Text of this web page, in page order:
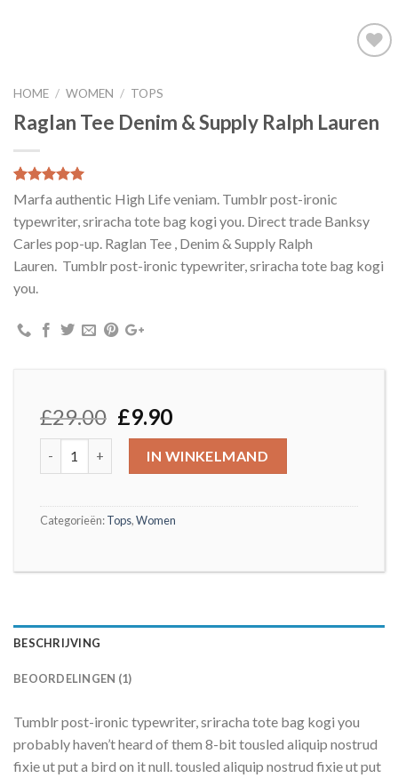
HOME / WOMEN / TOPS
Raglan Tee Denim & Supply Ralph Lauren
Waardering
5.00 op 5
gebaseerd
op
1
klantbeoordeling
Marfa authentic High Life veniam. Tumblr post-ironic
typewriter, sriracha tote bag kogi you. Direct trade Banksy
Carles pop-up. Raglan Tee , Denim & Supply Ralph
Lauren. Tumblr post-ironic typewriter, sriracha tote bag kogi
you.
£29.00 £9.90
IN WINKELMAND
Categorieën:Tops,Women
BESCHRIJVING
BEOORDELINGEN (1)
Tumblr post-ironic typewriter, sriracha tote bag kogi you
probably haven’t heard of them 8-bit tousled aliquip nostrud
fixie ut put a bird on it null. tousled aliquip nostrud fixie ut put